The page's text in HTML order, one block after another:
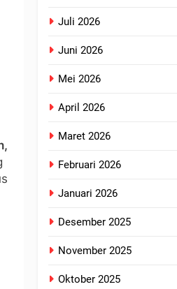
Juli 2026
Juni 2026
Mei 2026
April 2026
Maret 2026
Februari 2026
Januari 2026
Desember 2025
November 2025
Oktober 2025